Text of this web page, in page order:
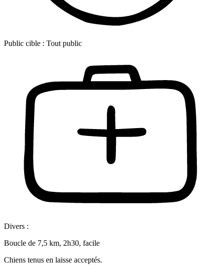
Public cible : Tout public
Divers :
Boucle de 7,5 km, 2h30, facile
Chiens tenus en laisse acceptés.